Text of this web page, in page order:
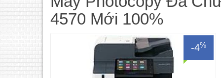
4570 Mới 100%
-4%